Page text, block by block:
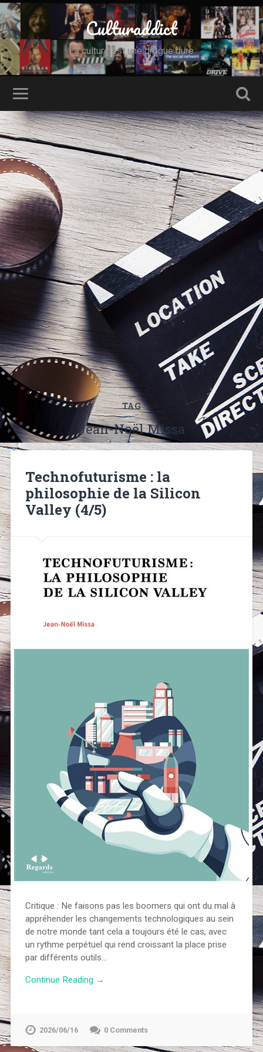
Culturaddict
La culture est une drogue dure
TAG
Jean-Noël Missa
Technofuturisme : la
philosophie de la Silicon
Valley (4/5)
Critique : Ne faisons pas les boomers qui ont du mal à
appréhender les changements technologiques au sein
de notre monde tant cela a toujours été le cas, avec
un rythme perpétuel qui rend croissant la place prise
par différents outils…
Continue Reading →
2026/06/16 0 Comments